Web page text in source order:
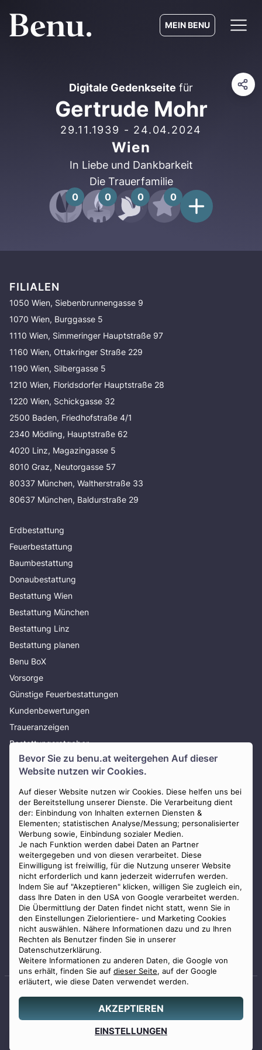
Bevor Sie zu benu.at weitergehen Auf dieser
Website nutzen wir Cookies.
Auf dieser Website nutzen wir Cookies. Diese helfen uns bei
der Bereitstellung unserer Dienste. Die Verarbeitung dient
der: Einbindung von Inhalten externen Diensten &
Elementen; statistischen Analyse/Messung; personalisierter
Werbung sowie, Einbindung sozialer Medien.
Je nach Funktion werden dabei Daten an Partner
weitergegeben und von diesen verarbeitet. Diese
Einwilligung ist freiwillig, für die Nutzung unserer Website
nicht erforderlich und kann jederzeit widerrufen werden.
Indem Sie auf "Akzeptieren" klicken, willigen Sie zugleich ein,
dass Ihre Daten in den USA von Google verarbeitet werden.
Die Übermittlung der Daten findet nicht statt, wenn Sie in
den Einstellungen Zielorientiere- und Marketing Cookies
nicht auswählen. Nähere Informationen dazu und zu Ihren
Rechten als Benutzer finden Sie in unserer
Datenschutzerklärung.
Weitere Informationen zu anderen Daten, die Google von
uns erhält, finden Sie auf dieser Seite, auf der Google
erläutert, wie diese Daten verwendet werden.
AKZEPTIEREN
EINSTELLUNGEN
MEIN BENU
0800 88 44 04
erstellen
Digitale Gedenkseite für
Gertrude Mohr
29.11.1939 - 24.04.2024
Wien
In Liebe und Dankbarkeit
Die Trauerfamilie
0 0 0 0
FILIALEN
1050 Wien, Siebenbrunnengasse 9
1070 Wien, Burggasse 5
1110 Wien, Simmeringer Hauptstraße 97
1160 Wien, Ottakringer Straße 229
1190 Wien, Silbergasse 5
1210 Wien, Floridsdorfer Hauptstraße 28
1220 Wien, Schickgasse 32
2500 Baden, Friedhofstraße 4/1
2340 Mödling, Hauptstraße 62
4020 Linz, Magazingasse 5
8010 Graz, Neutorgasse 57
80337 München, Waltherstraße 33
80637 München, Baldurstraße 29
Erdbestattung
Feuerbestattung
Baumbestattung
Donaubestattung
Bestattung Wien
Bestattung München
Bestattung Linz
Bestattung planen
Benu BoX
Vorsorge
Günstige Feuerbestattungen
Kundenbewertungen
Traueranzeigen
Bestattungsratgeber
Über uns
Presse
AGB
Impressum
Datenschutz
Widerrufsbelehrung
Zahlungsmöglichkeiten
Staatlich geprüfter
© 2026 Benu GmbH. Alle Rechte vorbehalten.